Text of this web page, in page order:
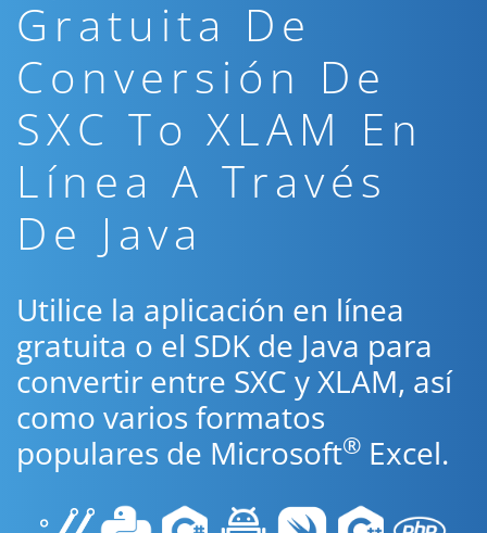
Gratuita De
Conversión De
SXC To XLAM En
Línea A Través
De Java
Utilice la aplicación en línea
gratuita o el SDK de Java para
convertir entre SXC y XLAM, así
como varios formatos
populares de Microsoft® Excel.